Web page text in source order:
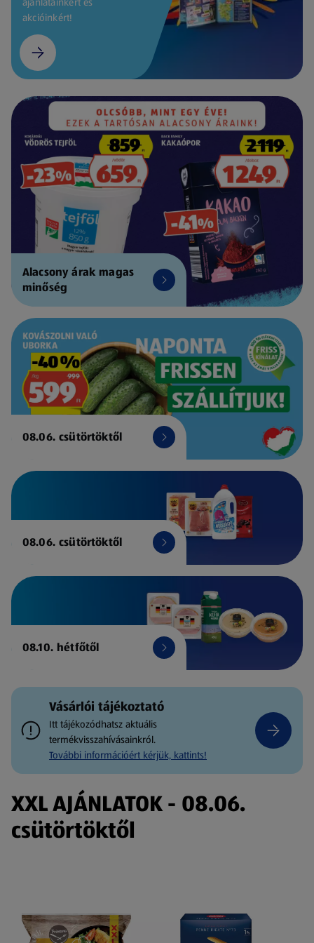
akcióinkért!
Alacsony árak magas
minőség
08.06. csütörtöktől
08.06. csütörtöktől
08.10. hétfőtől
Vásárlói tájékoztató
Itt tájékozódhatsz aktuális
termékvisszahívásainkról.
További információért kérjük, kattints!
XXL AJÁNLATOK - 08.06.
csütörtöktől